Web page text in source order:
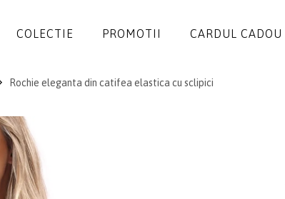
COLECTIE PROMOTII CARDUL CADOU
Rochie eleganta din catifea elastica cu sclipici